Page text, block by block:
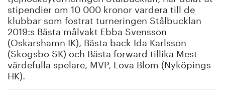
Publicerat
Bildbank
Om oss
stipendier om 10 000 kronor vardera till de
klubbar som fostrat turneringen Stålbucklan
2019:s Bästa målvakt Ebba Svensson
(Oskarshamn IK), Bästa back Ida Karlsson
(Skogsbo SK) och Bästa forward tillika Mest
värdefulla spelare, MVP, Lova Blom (Nyköpings
HK).